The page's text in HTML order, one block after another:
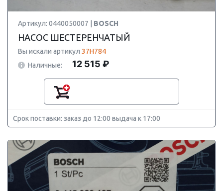
Артикул: 0440050007 | BOSCH
НАСОС ШЕСТЕРЕНЧАТЫЙ
Вы искали артикул 37H784
Наличные:
12 515 ₽
Срок поставки: заказ до 12:00 выдача к 17:00